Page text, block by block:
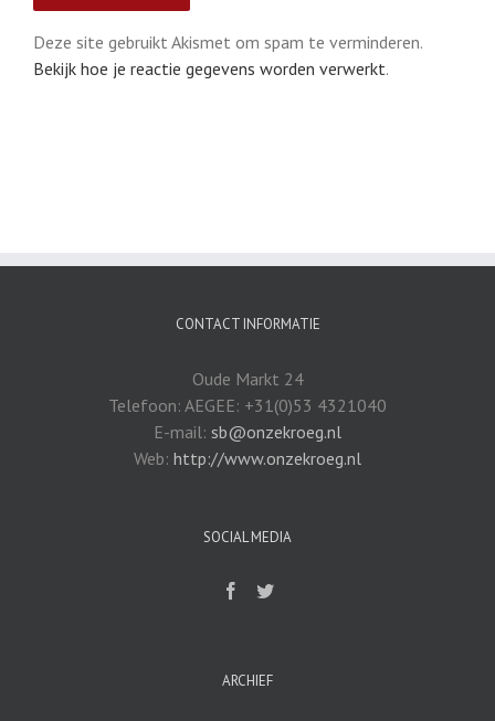
Deze site gebruikt Akismet om spam te verminderen.
Bekijk hoe je reactie gegevens worden verwerkt.
CONTACT INFORMATIE
Oude Markt 24
Telefoon: AEGEE: +31(0)53 4321040
E-mail: sb@onzekroeg.nl
Web: http://www.onzekroeg.nl
SOCIAL MEDIA
ARCHIEF